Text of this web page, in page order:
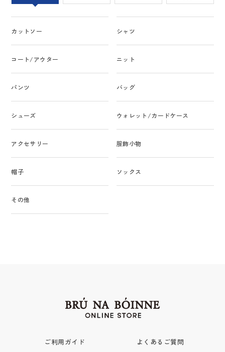
カットソー シャツ
コート/アウター ニット
パンツ バッグ
シューズ ウォレット/カードケース
アクセサリー 服飾小物
帽子 ソックス
その他
ご利用ガイド よくあるご質問